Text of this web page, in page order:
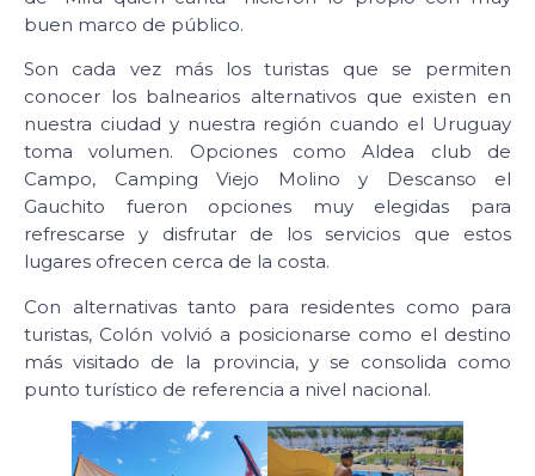
buen marco de público.
Son cada vez más los turistas que se permiten
conocer los balnearios alternativos que existen en
nuestra ciudad y nuestra región cuando el Uruguay
toma volumen. Opciones como Aldea club de
Campo, Camping Viejo Molino y Descanso el
Gauchito fueron opciones muy elegidas para
refrescarse y disfrutar de los servicios que estos
lugares ofrecen cerca de la costa.
Con alternativas tanto para residentes como para
turistas, Colón volvió a posicionarse como el destino
más visitado de la provincia, y se consolida como
punto turístico de referencia a nivel nacional.